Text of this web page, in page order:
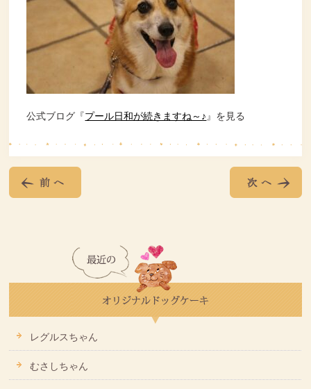
公式ブログ『プール日和が続きますね～♪ 』を見る
レグルスちゃん
むさしちゃん